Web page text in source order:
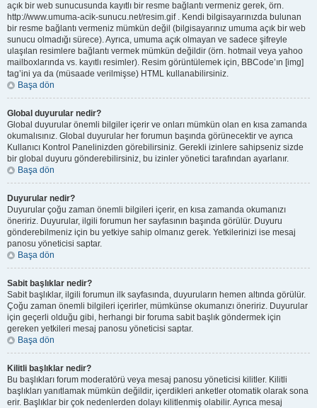
açık bir web sunucusunda kayıtlı bir resme bağlantı vermeniz gerek, örn.
http://www.umuma-acik-sunucu.net/resim.gif . Kendi bilgisayarınızda bulunan
bir resme bağlantı vermeniz mümkün değil (bilgisayarınız umuma açık bir web
sunucu olmadığı sürece). Ayrıca, umuma açık olmayan ve sadece şifreyle
ulaşılan resimlere bağlantı vermek mümkün değildir (örn. hotmail veya yahoo
mailboxlarında vs. kayıtlı resimler). Resim görüntülemek için, BBCode’ın [img]
tag’ini ya da (müsaade verilmişse) HTML kullanabilirsiniz.
Başa dön
Global duyurular nedir?
Global duyurular önemli bilgiler içerir ve onları mümkün olan en kısa zamanda
okumalısınız. Global duyurular her forumun başında görünecektir ve ayrıca
Kullanıcı Kontrol Panelinizden görebilirsiniz. Gerekli izinlere sahipseniz sizde
bir global duyuru gönderebilirsiniz, bu izinler yönetici tarafından ayarlanır.
Başa dön
Duyurular nedir?
Duyurular çoğu zaman önemli bilgileri içerir, en kısa zamanda okumanızı
öneririz. Duyurular, ilgili forumun her sayfasının başında görülür. Duyuru
gönderebilmeniz için bu yetkiye sahip olmanız gerek. Yetkilerinizi ise mesaj
panosu yöneticisi saptar.
Başa dön
Sabit başlıklar nedir?
Sabit başlıklar, ilgili forumun ilk sayfasında, duyuruların hemen altında görülür.
Çoğu zaman önemli bilgileri içerirler, mümkünse okumanızı öneririz. Duyurular
için geçerli olduğu gibi, herhangi bir foruma sabit başlık göndermek için
gereken yetkileri mesaj panosu yöneticisi saptar.
Başa dön
Kilitli başlıklar nedir?
Bu başlıkları forum moderatörü veya mesaj panosu yöneticisi kilitler. Kilitli
başlıkları yanıtlamak mümkün değildir, içerdikleri anketler otomatik olarak sona
erir. Başlıklar bir çok nedenlerden dolayı kilitlenmiş olabilir. Ayrıca mesaj